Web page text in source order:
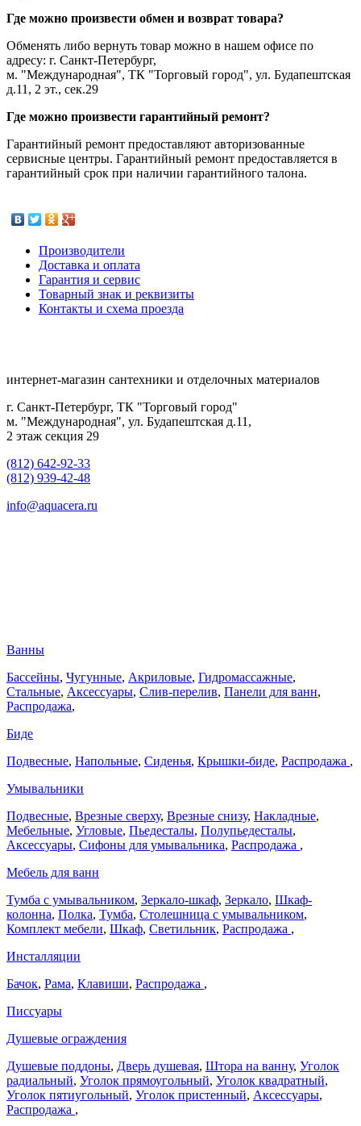
Где можно произвести обмен и возврат товара?
Обменять либо вернуть товар можно в нашем офисе по
адресу: г. Санкт-Петербург,
м. "Международная", ТК "Торговый город", ул. Будапештская
д.11, 2 эт., сек.29
Где можно произвести гарантийный ремонт?
Гарантийный ремонт предоставляют авторизованные
сервисные центры. Гарантийный ремонт предоставляется в
гарантийный срок при наличии гарантийного талона.
Производители
Доставка и оплата
Гарантия и сервис
Товарный знак и реквизиты
Контакты и схема проезда
интернет-магазин сантехники и отделочных материалов
г. Санкт-Петербург, ТК "Торговый город"
м. "Международная", ул. Будапештская д.11,
2 этаж секция 29
(812) 642-92-33
(812) 939-42-48
info@aquacera.ru
Ванны
Бассейны, Чугунные, Акриловые, Гидромассажные,
Стальные, Аксессуары, Слив-перелив, Панели для ванн,
Распродажа,
Биде
Подвесные, Напольные, Сиденья, Крышки-биде, Распродажа ,
Умывальники
Подвесные, Врезные сверху, Врезные снизу, Накладные,
Мебельные, Угловые, Пьедесталы, Полупьедесталы,
Аксессуары, Сифоны для умывальника, Распродажа ,
Мебель для ванн
Тумба с умывальником, Зеркало-шкаф, Зеркало, Шкаф-
колонна, Полка, Тумба, Столешница с умывальником,
Комплект мебели, Шкаф, Светильник, Распродажа ,
Инсталляции
Бачок, Рама, Клавиши, Распродажа ,
Писсуары
Душевые ограждения
Душевые поддоны, Дверь душевая, Штора на ванну, Уголок
радиальный, Уголок прямоугольный, Уголок квадратный,
Уголок пятиугольный, Уголок пристенный, Аксессуары,
Распродажа ,